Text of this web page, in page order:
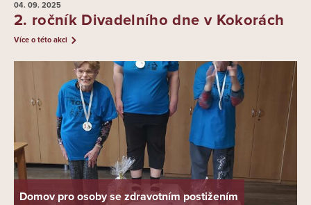
04. 09. 2025
2. ročník Divadelního dne v Kokorách
Více o této akci
Domov pro osoby se zdravotním postižením